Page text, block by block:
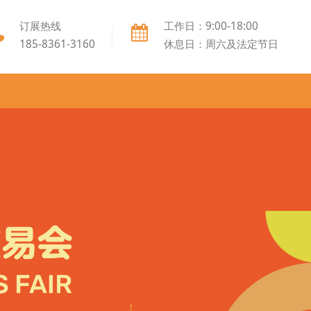
订展热线
185-8361-3160
工作日：9:00-18:00
休息日：周六及法定节日